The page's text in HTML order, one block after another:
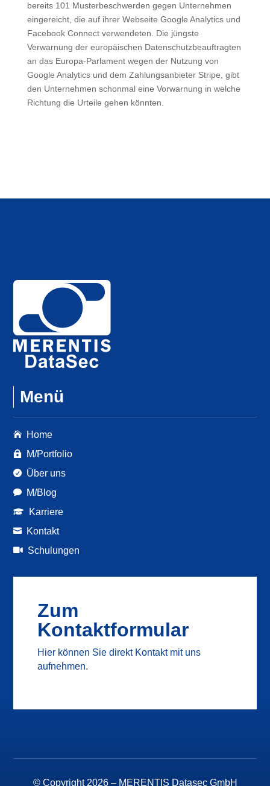
bereits 101 Musterbeschwerden gegen Unternehmen
eingereicht, die auf ihrer Webseite Google Analytics und
Facebook Connect verwendeten. Die jüngste
Verwarnung der europäischen Datenschutzbeauftragten
an das Europa-Parlament wegen der Nutzung von
Google Analytics und dem Zahlungsanbieter Stripe, gibt
den Unternehmen schonmal eine Vorwarnung in welche
Richtung die Urteile gehen könnten.
Menü
 Home
 M/Portfolio
 Über uns
 M/Blog
 Karriere
 Kontakt
 Schulungen
Zum
Kontaktformular
Hier können Sie direkt Kontakt mit uns
aufnehmen.
© Copyright 2026 – MERENTIS Datasec GmbH